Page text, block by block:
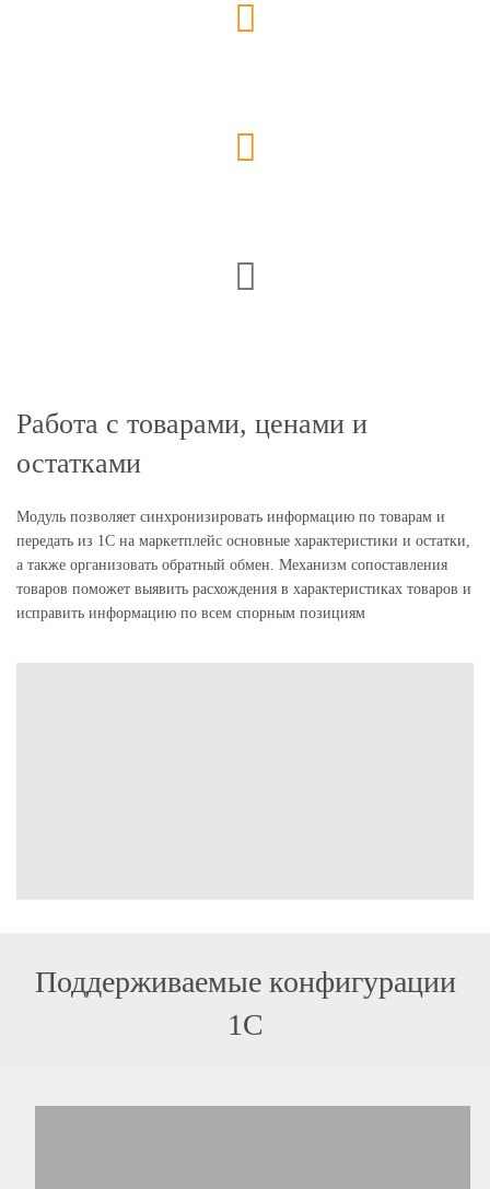
Работа с товарами, ценами и
остатками
Модуль позволяет синхронизировать информацию по товарам и
передать из 1С на маркетплейс основные характеристики и остатки,
а также организовать обратный обмен. Механизм сопоставления
товаров поможет выявить расхождения в характеристиках товаров и
исправить информацию по всем спорным позициям
Поддерживаемые конфигурации
1С